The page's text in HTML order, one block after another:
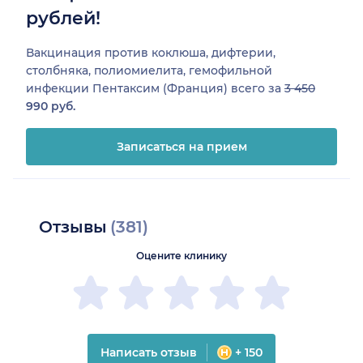
рублей!
Вакцинация против коклюша, дифтерии,
столбняка, полиомиелита, гемофильной
инфекции Пентаксим (Франция) всего за 3 450
990 руб.
Записаться на прием
Отзывы (381)
Оцените клинику
Написать отзыв + 150